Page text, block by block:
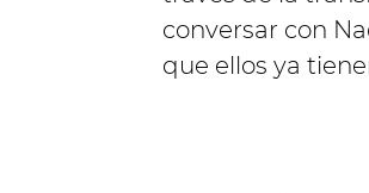
conversar con
que ellos ya